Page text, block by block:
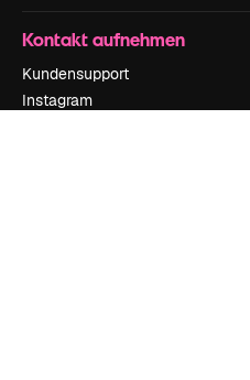
Kontakt aufnehmen
Kundensupport
Instagram